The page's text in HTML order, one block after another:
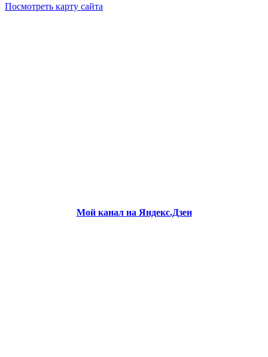
Посмотреть карту сайта
Мой канал на Яндекс.Дзен